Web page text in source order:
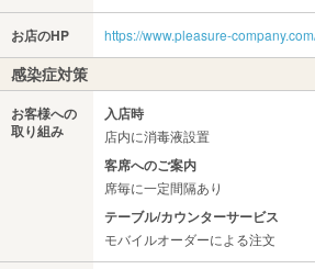
お店のHP https://www.pleasure-
感染症対策
お客様への
取り組み
入店時
店内に消毒液設置
客席へのご案内
席毎に一定間隔あり
テーブル/カウンターサービス
モバイルオーダーによる注文